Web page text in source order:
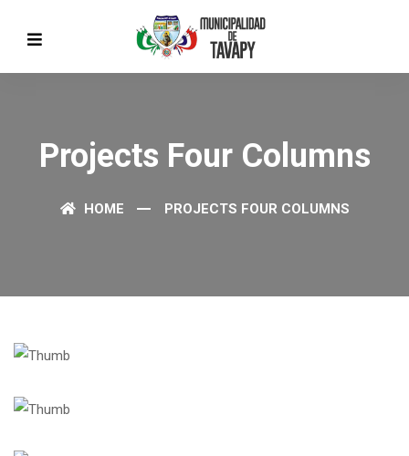
Projects Four Columns
HOME PROJECTS FOUR COLUMNS